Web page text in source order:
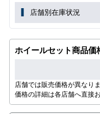
店舗別在庫状況
ホイールセット商品価
店舗では販売価格が異なりま
価格の詳細は各店舗へ直接